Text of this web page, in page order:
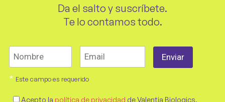
Da el salto y suscríbete.
Te lo contamos todo.
* Este campo es requerido
Acepto la política de privacidad de Valentia Biologics.